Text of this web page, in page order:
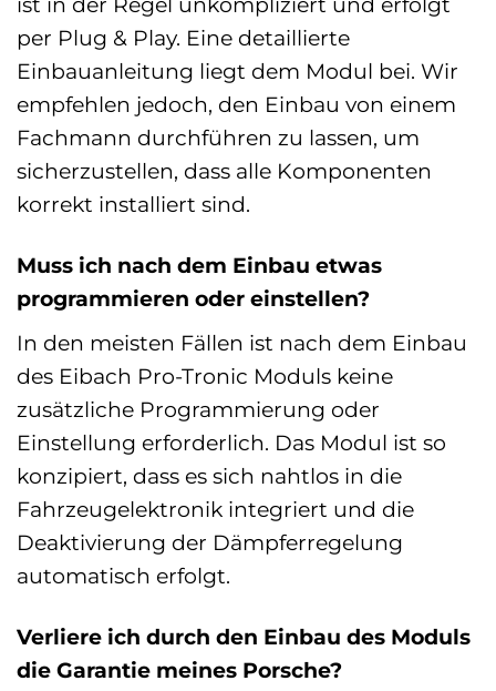
per Plug & Play. Eine detaillierte
Einbauanleitung liegt dem Modul bei. Wir
empfehlen jedoch, den Einbau von einem
Fachmann durchführen zu lassen, um
sicherzustellen, dass alle Komponenten
korrekt installiert sind.
Muss ich nach dem Einbau etwas
programmieren oder einstellen?
In den meisten Fällen ist nach dem Einbau
des Eibach Pro-Tronic Moduls keine
zusätzliche Programmierung oder
Einstellung erforderlich. Das Modul ist so
konzipiert, dass es sich nahtlos in die
Fahrzeugelektronik integriert und die
Deaktivierung der Dämpferregelung
automatisch erfolgt.
Verliere ich durch den Einbau des Moduls
die Garantie meines Porsche?